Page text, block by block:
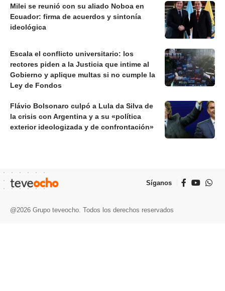
Milei se reunió con su aliado Noboa en
Ecuador: firma de acuerdos y sintonía
ideológica
Escala el conflicto universitario: los
rectores piden a la Justicia que intime al
Gobierno y aplique multas si no cumple la
Ley de Fondos
Flávio Bolsonaro culpó a Lula da Silva de
la crisis con Argentina y a su «política
exterior ideologizada y de confrontación»
Síganos
@2026 Grupo teveocho. Todos los derechos reservados